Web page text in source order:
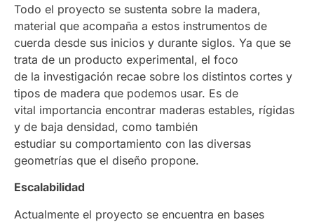
Todo el proyecto se sustenta sobre la madera,
material que acompaña a estos instrumentos de
cuerda desde sus inicios y durante siglos. Ya que se
trata de un producto experimental, el foco
de la investigación recae sobre los distintos cortes y
tipos de madera que podemos usar. Es de
vital importancia encontrar maderas estables, rígidas
y de baja densidad, como también
estudiar su comportamiento con las diversas
geometrías que el diseño propone.
Escalabilidad
Actualmente el proyecto se encuentra en bases